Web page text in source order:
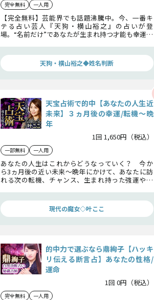
完全無料 一人用
【完全無料】芸能界でも話題沸騰中。今、一番キ
テる占い芸人『天狗・横山裕之』の占いが登
場。“名前だけ”であなたが生まれ持つ才能も幸運も
天狗・横山裕之◆姓名判断
天宝占術で的中【あなたの人生近
未来】３ヵ月後の幸運/転機〜晩
年
1回 1,650円（税込）
一部無料 一人用
あなたの人生はこれからどうなっていく？ 今か
ら3ヵ月後の近い未来〜晩年にかけて、あなたに訪
れる次の転機、チャンス、生まれ持った強運や人
は、是非鑑定を受けてくださいね。
現代の魔女◇叶ここ
的中力で選ぶなら鼎絢子【ハッキ
リ伝える断言占】あなたの性格/
運命
1回 0円（税込）
完全無料 一人用